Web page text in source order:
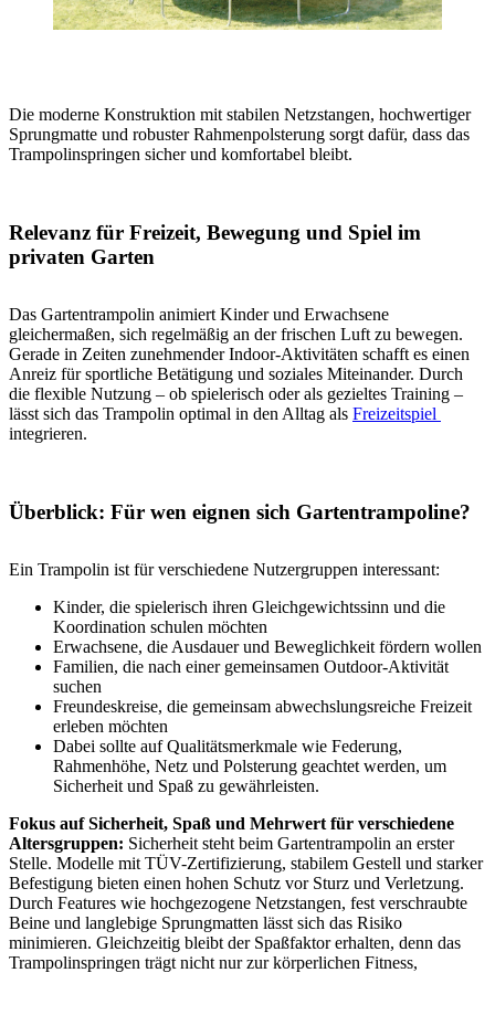
Die moderne Konstruktion mit stabilen Netzstangen, hochwertiger
Sprungmatte und robuster Rahmenpolsterung sorgt dafür, dass das
Trampolinspringen sicher und komfortabel bleibt.
Relevanz für Freizeit, Bewegung und Spiel im
privaten Garten
Das Gartentrampolin animiert Kinder und Erwachsene
gleichermaßen, sich regelmäßig an der frischen Luft zu bewegen.
Gerade in Zeiten zunehmender Indoor-Aktivitäten schafft es einen
Anreiz für sportliche Betätigung und soziales Miteinander. Durch
die flexible Nutzung – ob spielerisch oder als gezieltes Training –
lässt sich das Trampolin optimal in den Alltag als Freizeitspiel
integrieren.
Überblick: Für wen eignen sich Gartentrampoline?
Ein Trampolin ist für verschiedene Nutzergruppen interessant:
Kinder, die spielerisch ihren Gleichgewichtssinn und die
Koordination schulen möchten
Erwachsene, die Ausdauer und Beweglichkeit fördern wollen
Familien, die nach einer gemeinsamen Outdoor-Aktivität
suchen
Freundeskreise, die gemeinsam abwechslungsreiche Freizeit
erleben möchten
Dabei sollte auf Qualitätsmerkmale wie Federung,
Rahmenhöhe, Netz und Polsterung geachtet werden, um
Sicherheit und Spaß zu gewährleisten.
Fokus auf Sicherheit, Spaß und Mehrwert für verschiedene
Altersgruppen: Sicherheit steht beim Gartentrampolin an erster
Stelle. Modelle mit TÜV-Zertifizierung, stabilem Gestell und starker
Befestigung bieten einen hohen Schutz vor Sturz und Verletzung.
Durch Features wie hochgezogene Netzstangen, fest verschraubte
Beine und langlebige Sprungmatten lässt sich das Risiko
minimieren. Gleichzeitig bleibt der Spaßfaktor erhalten, denn das
Trampolinspringen trägt nicht nur zur körperlichen Fitness,